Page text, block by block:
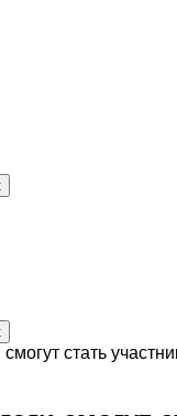
стать